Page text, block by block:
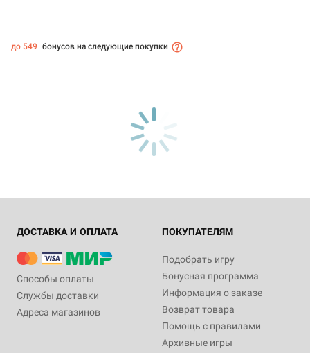
до 549 бонусов на следующие покупки
ДОСТАВКА И ОПЛАТА
Способы оплаты
Службы доставки
Адреса магазинов
ПОКУПАТЕЛЯМ
Подобрать игру
Бонусная программа
Информация о заказе
Возврат товара
Помощь с правилами
Архивные игры